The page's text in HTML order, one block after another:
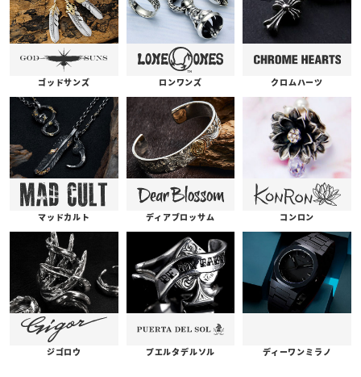
ゴッドサンズ ロンワンズ クロムハーツ
マッドカルト ディアブロッサム コンロン
ジゴロウ プエルタデルソル ディーワンミラノ